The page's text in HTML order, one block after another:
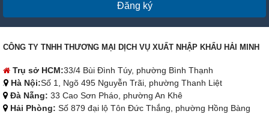
Đăng ký
CÔNG TY TNHH THƯƠNG MẠI DỊCH VỤ XUẤT NHẬP KHẨU HẢI MINH
Trụ sở HCM:33/4 Bùi Đình Túy, phường Bình Thạnh
Hà Nội:Số 1, Ngõ 495 Nguyễn Trãi, phường Thanh Liệt
Đà Nẵng: 33 Cao Sơn Pháo, phường An Khê
Hải Phòng: Số 879 đại lộ Tôn Đức Thắng, phường Hồng Bàng